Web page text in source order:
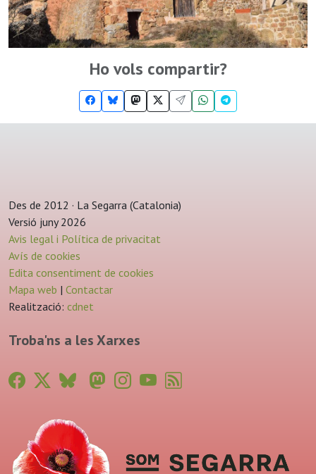
Ho vols compartir?
Des de 2012 · La Segarra (Catalonia)
Versió juny 2026
Avis legal i Política de privacitat
Avís de cookies
Edita consentiment de cookies
Mapa web | Contactar
Realització: cdnet
Troba'ns a les Xarxes